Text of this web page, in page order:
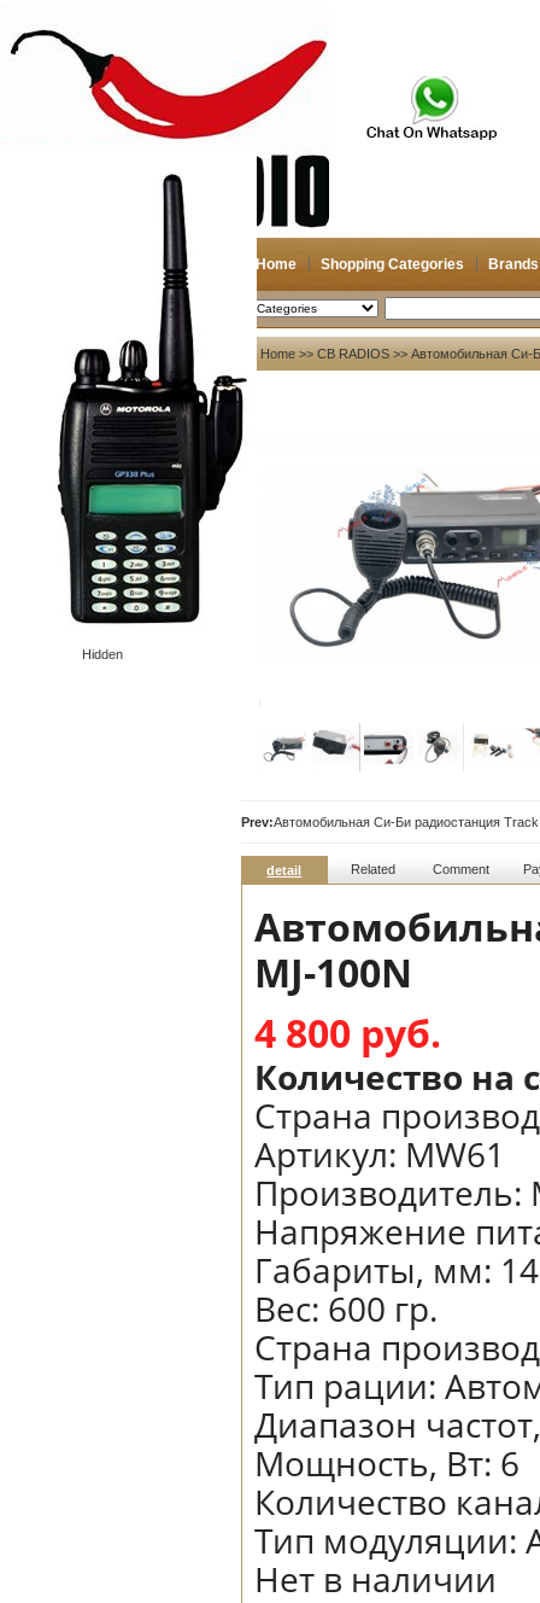
Home Shopping Categories Brands
2026-08-08 Search
Hidden
My account
Register
Login
Shopping Cart(0)
Compare Now(0)
Your Recent History
Home >> CB RADIOS >> Автомобильная Си-
Prev:Автомобильная Си-Би радиостанция
detail Related Comment
MJ-100N
4 800 руб.
Количество на
Страна
Артикул: MW61
Производитель:
Напряжение
Габариты, мм:
Вес: 600 гр.
Страна
Тип рации:
Диапазон
Мощность, Вт: 6
Количество
Тип модуляции:
Нет в наличии